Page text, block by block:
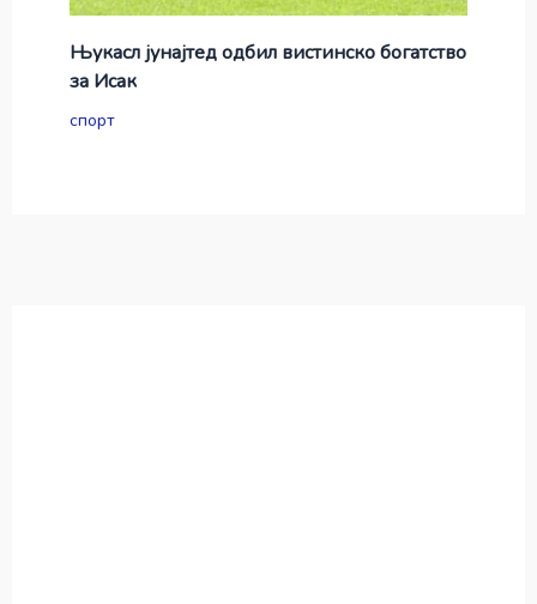
Њукасл јунајтед одбил вистинско богатство
за Исак
спорт